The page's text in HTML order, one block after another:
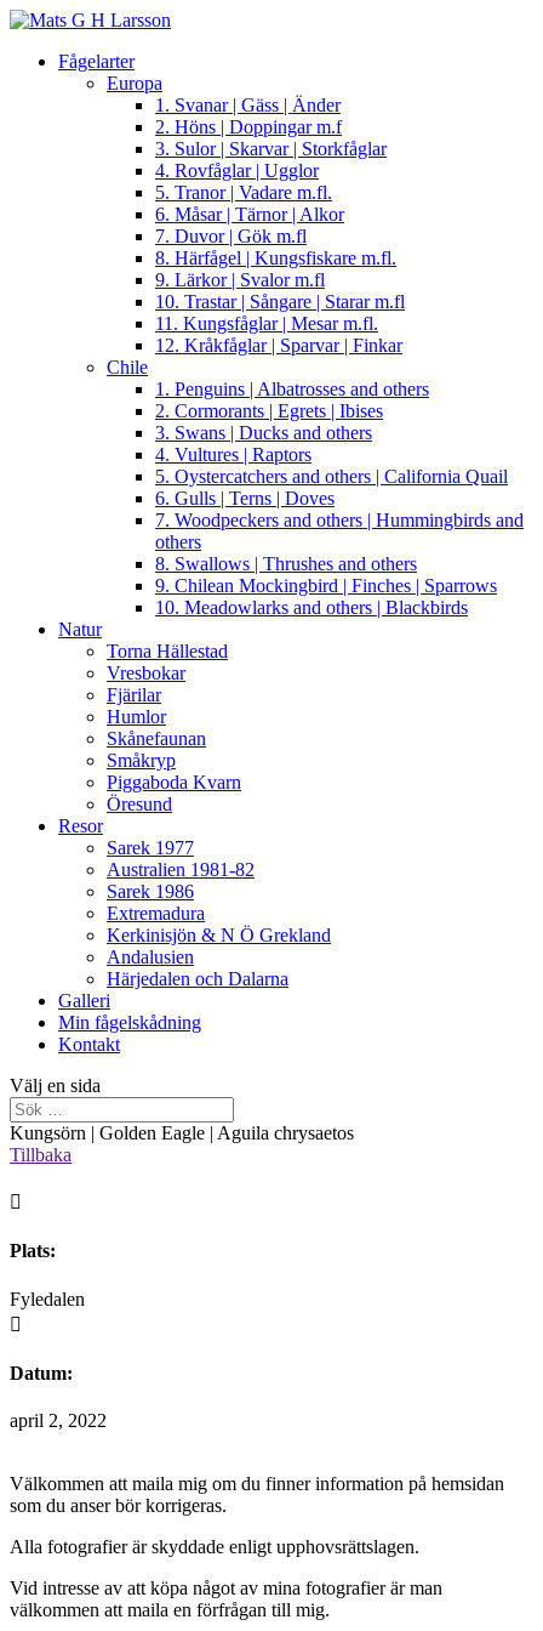
Fågelarter
Europa
1. Svanar | Gäss | Änder
2. Höns | Doppingar m.f
3. Sulor | Skarvar | Storkfåglar
4. Rovfåglar | Ugglor
5. Tranor | Vadare m.fl.
6. Måsar | Tärnor | Alkor
7. Duvor | Gök m.fl
8. Härfågel | Kungsfiskare m.fl.
9. Lärkor | Svalor m.fl
10. Trastar | Sångare | Starar m.fl
11. Kungsfåglar | Mesar m.fl.
12. Kråkfåglar | Sparvar | Finkar
Chile
1. Penguins | Albatrosses and others
2. Cormorants | Egrets | Ibises
3. Swans | Ducks and others
4. Vultures | Raptors
5. Oystercatchers and others | California Quail
6. Gulls | Terns | Doves
7. Woodpeckers and others | Hummingbirds and
others
8. Swallows | Thrushes and others
9. Chilean Mockingbird | Finches | Sparrows
10. Meadowlarks and others | Blackbirds
Natur
Torna Hällestad
Vresbokar
Fjärilar
Humlor
Skånefaunan
Småkryp
Piggaboda Kvarn
Öresund
Resor
Sarek 1977
Australien 1981-82
Sarek 1986
Extremadura
Kerkinisjön & N Ö Grekland
Andalusien
Härjedalen och Dalarna
Galleri
Min fågelskådning
Kontakt
Välj en sida
Kungsörn | Golden Eagle | Aguila chrysaetos
Tillbaka

Plats:
Fyledalen

Datum:
april 2, 2022
Välkommen att maila mig om du finner information på hemsidan
som du anser bör korrigeras.
Alla fotografier är skyddade enligt upphovsrättslagen.
Vid intresse av att köpa något av mina fotografier är man
välkommen att maila en förfrågan till mig.